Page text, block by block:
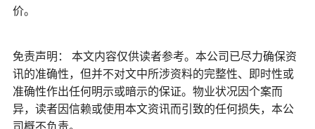
价。
免责声明： 本文内容仅供读者参考。本公司已尽力确保资
讯的准确性，但并不对文中所涉资料的完整性、即时性或
准确性作出任何明示或暗示的保证。物业状况因个案而
异，读者因信赖或使用本文资讯而引致的任何损失，本公
司概不负责。